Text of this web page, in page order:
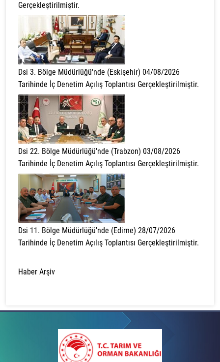
Gerçekleştirilmiştir.
Dsi 3. Bölge Müdürlüğü'nde (Eskişehir) 04/08/2026
Tarihinde İç Denetim Açılış Toplantısı Gerçekleştirilmiştir.
Dsi 22. Bölge Müdürlüğü'nde (Trabzon) 03/08/2026
Tarihinde İç Denetim Açılış Toplantısı Gerçekleştirilmiştir.
Dsi 11. Bölge Müdürlüğü'nde (Edirne) 28/07/2026
Tarihinde İç Denetim Açılış Toplantısı Gerçekleştirilmiştir.
Haber Arşiv